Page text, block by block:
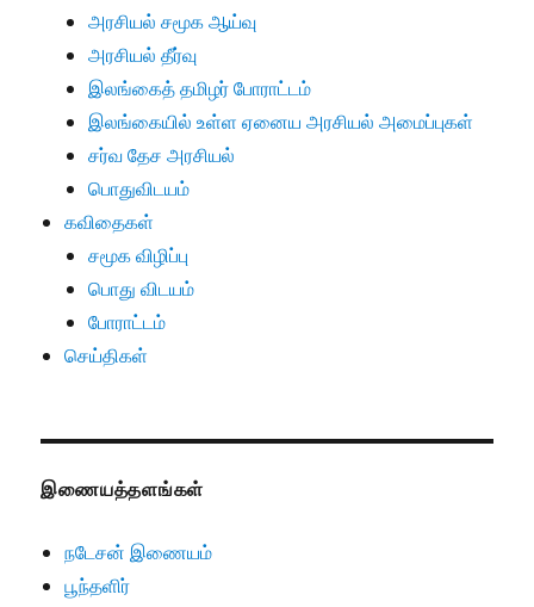
அரசியல் சமூக ஆய்வு
அரசியல் தீர்வு
இலங்கைத் தமிழர் போராட்டம்
இலங்கையில் உள்ள ஏனைய அரசியல் அமைப்புகள்
சர்வ தேச அரசியல்
பொதுவிடயம்
கவிதைகள்
சமூக விழிப்பு
பொது விடயம்
போராட்டம்
செய்திகள்
இணையத்தளங்கள்
நடேசன் இணையம்
பூந்தளிர்